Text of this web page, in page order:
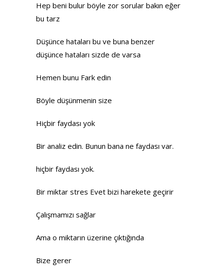
Hep beni bulur böyle zor sorular bakın eğer
bu tarz
Düşünce hataları bu ve buna benzer
düşünce hataları sizde de varsa
Hemen bunu Fark edin
Böyle düşünmenin size
Hiçbir faydası yok
Bir analiz edin. Bunun bana ne faydası var.
hiçbir faydası yok.
Bir miktar stres Evet bizi harekete geçirir
Çalışmamızı sağlar
Ama o miktarın üzerine çıktığında
Bize gerer